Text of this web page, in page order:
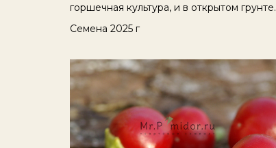
горшечная культура, и в открытом грунте.
Семена 2025 г